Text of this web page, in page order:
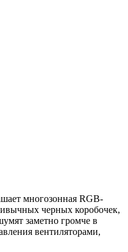
многозонная RGB-
черных коробочек,
заметно громче в
вентиляторами,